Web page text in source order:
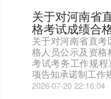
关于对河南省
格考试成绩合
关于对河南省直
格人员公示及资
考试考务工作规
项告知承诺制工作
2026-07-20 22:16:04